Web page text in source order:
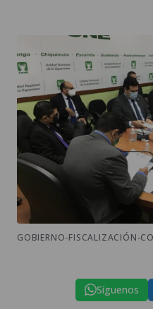
GOBIERNO-FISCALIZACIÓN-
Síguenos